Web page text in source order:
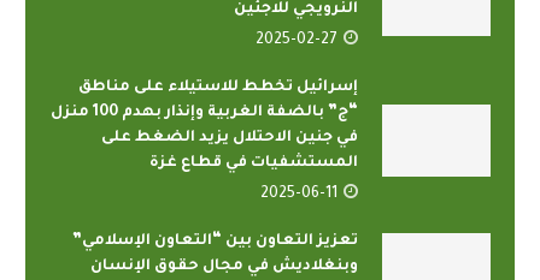
النرويجي للاجئين
2025-02-27
إسرائيل تخطط للاستيلاء على مناطق
“ج” بالضفة الغربية وإنذار بهدم 100 منزل
في جنين الاحتلال يزيد الضغط على
المستشفيات في قطاع غزة
2025-06-11
تعزيز التعاون بين “التعاون الإسلامي”
وبنغلاديش في مجال حقوق الإنسان